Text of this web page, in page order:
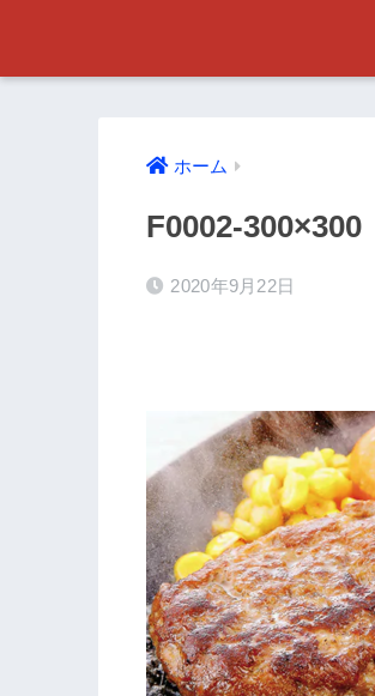
ホーム
F0002-300×300
2020年9月22日